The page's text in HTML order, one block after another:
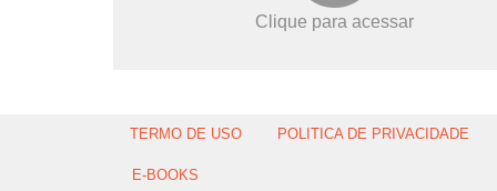
Clique para acessar
TERMO DE USO POLITICA DE PRIVACIDADE
E-BOOKS